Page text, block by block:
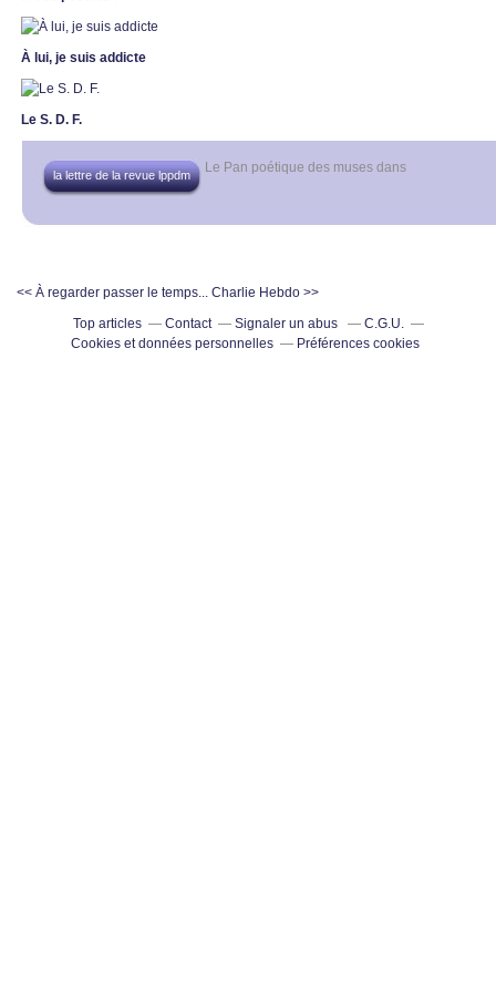
À lui, je suis addicte
Le S. D. F.
Le Pan poétique des muses dans
la lettre de la revue lppdm
<< À regarder passer le temps... Charlie Hebdo >>
Top articles
Contact Signaler un abus
C.G.U.
Cookies et données personnelles
Préférences cookies